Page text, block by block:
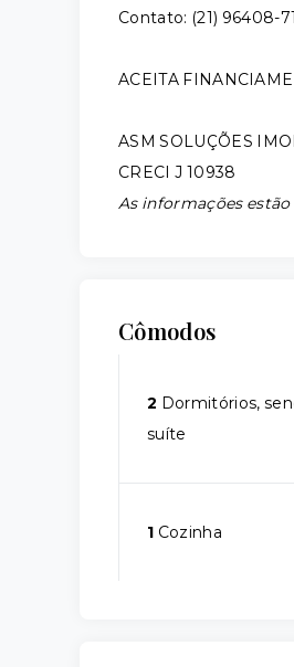
Contato: (21) 96408-
ACEITA
ASM SOLUÇÕES
CRECI J 10938
As informações
Cômodos
2 Dormitórios,
suíte
1 Cozinha